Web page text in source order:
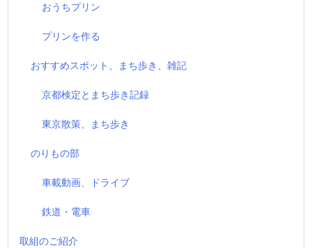
おうちプリン
プリンを作る
おすすめスポット、まち歩き、雑記
京都検定とまち歩き記録
東京散策、まち歩き
のりもの部
車載動画、ドライブ
鉄道・電車
取組のご紹介